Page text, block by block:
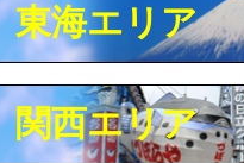
（厚さ10㎝超え） 38,500円
さ10㎝まで） 27,500円
さ10㎝超え） 38,500円
東海エリア
関西エリア